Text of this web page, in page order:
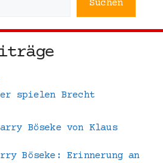
Suchen
spielen Brecht
Böseke von Klaus
Böseke: Erinnerung an